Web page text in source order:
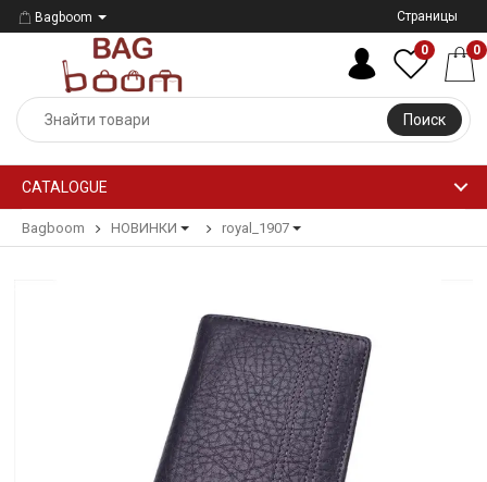
Bagboom Страницы
Поиск
0 0
CATALOGUE
Bagboom НОВИНКИ royal_1907